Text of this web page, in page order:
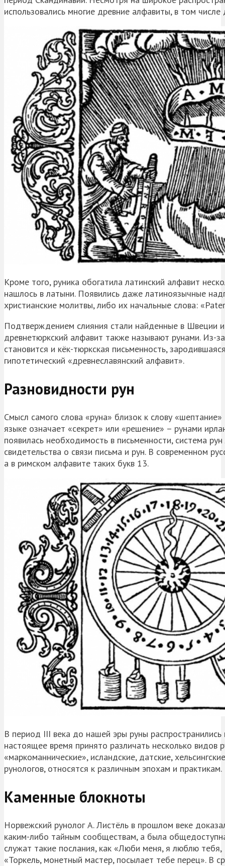
использовались многие древние алфавиты, в том числе
Кроме того, руника обогатила латинский алфавит
нашлось в латыни. Появились даже латиноязычные
христианские молитвы, либо их начальные слова:
Подтверждением слияния стали найденные в Швеции
древнетюркский алфавит также называют рунами. Из-
становится и кёк-тюркская письменность,
гипотетический «древнеславянский алфавит».
Разновидности рун
Смысл самого слова «руна» близок к слову
языке означает «секрет» или «решение» – рунами
появилась необходимость в письменности, система
свидетельства о связи письма и рун. В современном
а в римском алфавите таких букв 13.
В период III века до нашей эры руны
настоящее время принято различать несколько видов
«маркоманнические», исландские, датские,
рунологов, относятся к различным эпохам и практикам.
Каменные блокноты
Норвежский рунолог А. Листёль в прошлом веке
каким-либо тайным сообществам, а была
служат такие послания, как «Люби меня, я люблю
«Торкель, монетный мастер, посылает тебе перец». В